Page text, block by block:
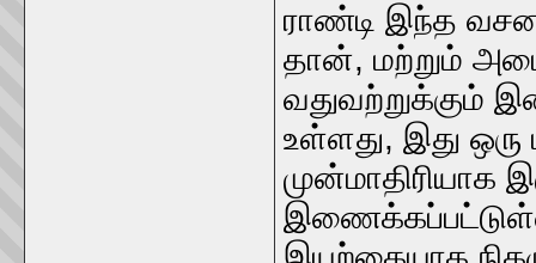
ராண்டி இந்த
தான், மற்றும்
வதுவற்றுக்கும்
உள்ளது, இது
முன்மாதிரியாக